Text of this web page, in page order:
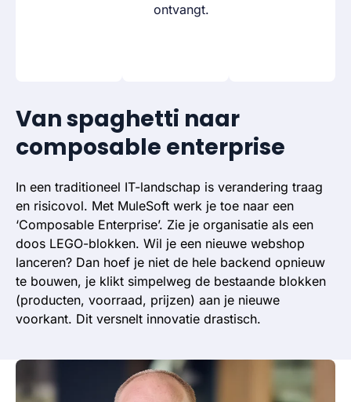
ontvangt.
Van spaghetti naar
composable enterprise
In een traditioneel IT-landschap is verandering traag
en risicovol. Met MuleSoft werk je toe naar een
‘Composable Enterprise’. Zie je organisatie als een
doos LEGO-blokken. Wil je een nieuwe webshop
lanceren? Dan hoef je niet de hele backend opnieuw
te bouwen, je klikt simpelweg de bestaande blokken
(producten, voorraad, prijzen) aan je nieuwe
voorkant. Dit versnelt innovatie drastisch.